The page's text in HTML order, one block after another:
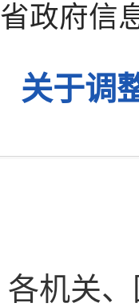
省政府信
关于调
各机关